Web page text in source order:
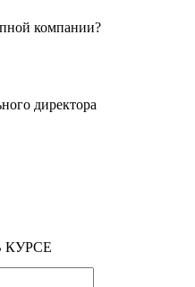
компании?
директора
КУРСЕ